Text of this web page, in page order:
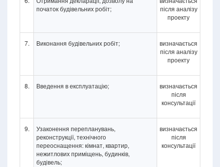
початок будівельних робіт;
після аналізу
проекту
7. Виконання будівельних робіт;
визначається
після аналізу
проекту
8. Введення в експлуатацію;
визначається
після
консультації
9.
Узаконення перепланувань,
реконструкції, технічного
переоснащення: кімнат, квартир,
нежитлових приміщень, будинків,
будівель;
визначається
після
консультації